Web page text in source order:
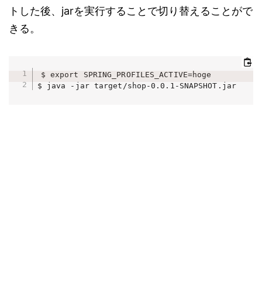
トした後、jarを実行することで切り替えることがで
きる。
$ export SPRING_PROFILES_ACTIVE=hoge
$ java -jar target/shop-0.0.1-SNAPSHOT.jar